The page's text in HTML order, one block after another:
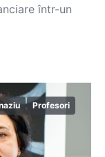
într-un
Profesori